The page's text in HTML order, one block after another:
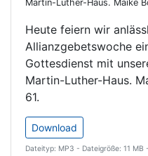
Martin-Luther-Haus. Maike
Heute feiern wir
Allianzgebetswoche
Gottesdienst mit
Martin-Luther-Haus.
61.
Download
Dateityp: MP3 - Dateigröße: 11